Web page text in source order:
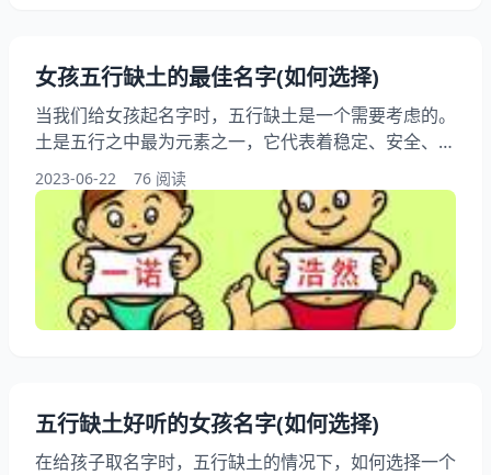
女孩五行缺土的最佳名字(如何选择)
当我们给女孩起名字时，五行缺土是一个需要考虑的。
土是五行之中最为元素之一，它代表着稳定、安全、营
养和生长。如果女孩五行缺土，在选择名字时，我们需
要注意，以补足五行之中的缺陷，为女孩的健康和发展
打下良基础。本文将为您介绍如何选择适合女孩五行缺
土的名字。 一、女孩五行缺土的影响 五行缺土的女
孩，容易出现身体虚弱、免疫力低下、易感冒、易患肠
胃疾病等问题。她们的性格可能比较消极、缺乏自信
2023-06-22 76 阅读
五行缺土好听的女孩名字(如何选择)
在给孩子取名字时，五行缺土的情况下，如何选择一个